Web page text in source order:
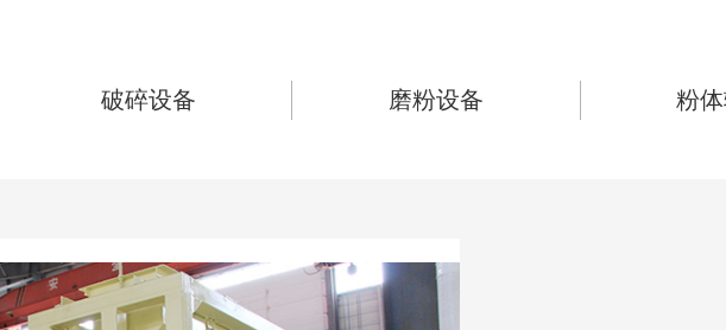
破碎设备 磨粉设备 粉